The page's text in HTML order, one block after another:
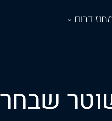
דרום
שבחר